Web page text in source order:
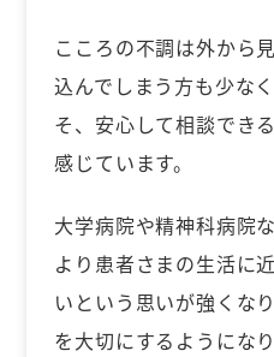
こころの不調は外から
込んでしまう方も少な
そ、安心して相談でき
感じています。
大学病院や精神科病院
より患者さまの生活に
いという思いが強くな
を大切にするようにな